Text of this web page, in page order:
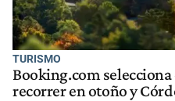
TURISMO
Booking.com
recorrer en otoño y